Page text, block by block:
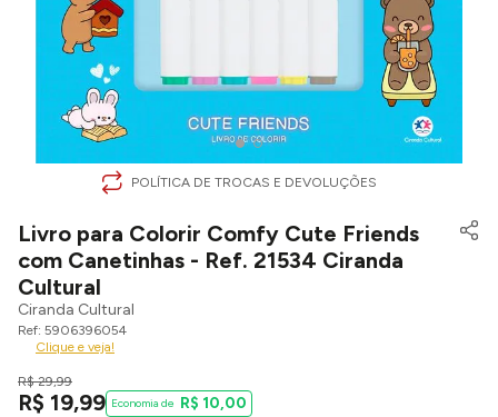
POLÍTICA DE TROCAS E DEVOLUÇÕES
Livro para Colorir Comfy Cute Friends
com Canetinhas - Ref. 21534 Ciranda
Cultural
Ciranda Cultural
5906396054
Clique e veja!
R$ 29,99
R$ 19,99 R$ 10,00